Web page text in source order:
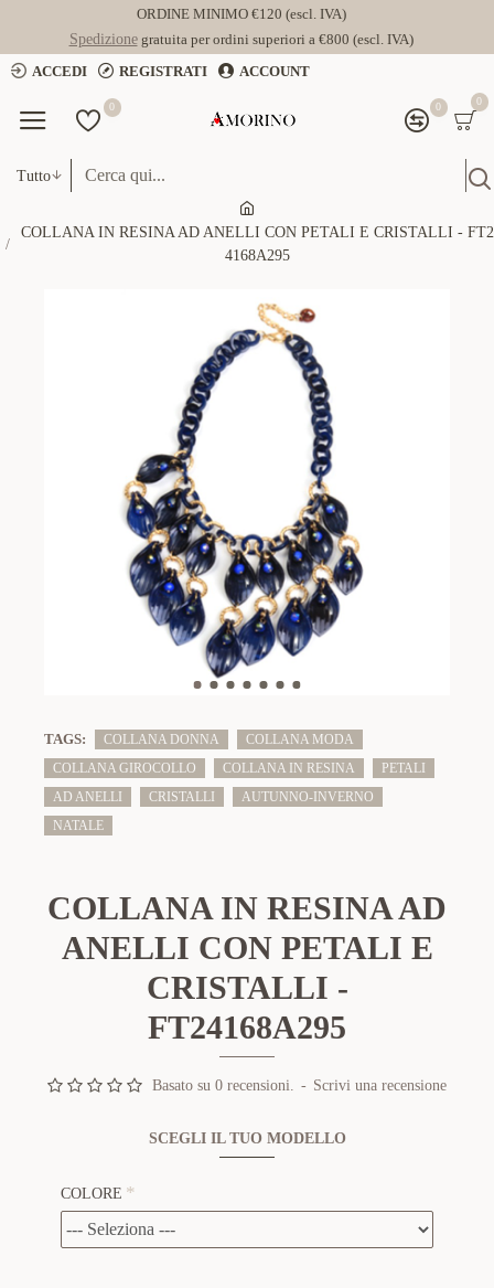
ORDINE MINIMO €120 (escl. IVA)
Spedizionegratuita per ordini superiori a €800 (escl. IVA)
ACCEDI
REGISTRATI ACCOUNT
0 0 0
Tutto
COLLANA IN RESINA AD ANELLI CON PETALI E CRISTALLI - FT2
4168A295
TAGS: COLLANA DONNA
COLLANA MODA
COLLANA GIROCOLLO
COLLANA IN RESINA
PETALI
AD ANELLI
CRISTALLI
AUTUNNO-INVERNO
NATALE
COLLANA IN RESINA AD
ANELLI CON PETALI E
CRISTALLI -
FT24168A295
Basato su 0 recensioni. - Scrivi una recensione
SCEGLI IL TUO MODELLO
COLORE